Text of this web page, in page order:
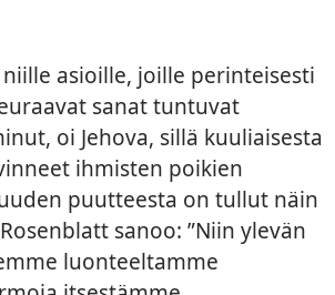
asioille, joille perinteisesti
sanat tuntuvat
oi Jehova, sillä kuuliaisesta
ihmisten poikien
puutteesta on tullut näin
sanoo: ”Niin ylevän
luonteeltamme